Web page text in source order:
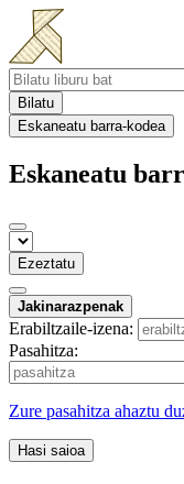
Bilatu
Eskaneatu barra-kodea
Eskaneatu
Ezeztatu
Jakinarazpenak
Erabiltzaile-izena:
Pasahitza:
Zure pasahitza ahaztu
Hasi saioa